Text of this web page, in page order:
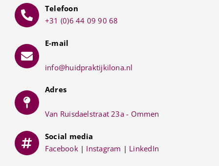
Telefoon
+31 (0)6 44 09 90 68
E-mail
info@huidpraktijkilona.nl
Adres
Van Ruisdaelstraat 23a - Ommen
Social media
Facebook| Instagram | LinkedIn